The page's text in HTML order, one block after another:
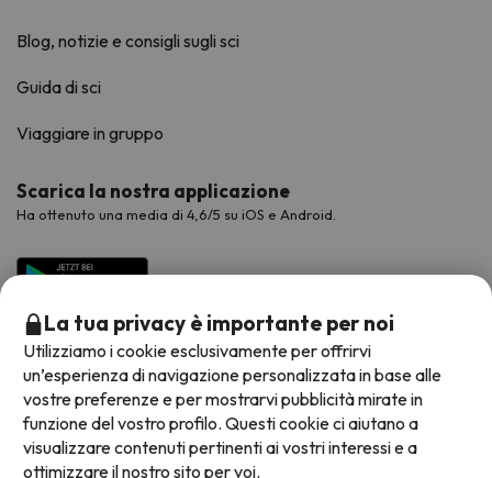
Blog, notizie e consigli sugli sci
Guida di sci
Viaggiare in gruppo
Scarica la nostra applicazione
Ha ottenuto una media di 4,6/5 su iOS e Android.
Metodi di pagamento disponibili
La tua privacy è importante per noi
Utilizziamo i cookie esclusivamente per offrirvi
un’esperienza di navigazione personalizzata in base alle
vostre preferenze e per mostrarvi pubblicità mirate in
funzione del vostro profilo. Questi cookie ci aiutano a
visualizzare contenuti pertinenti ai vostri interessi e a
ottimizzare il nostro sito per voi.